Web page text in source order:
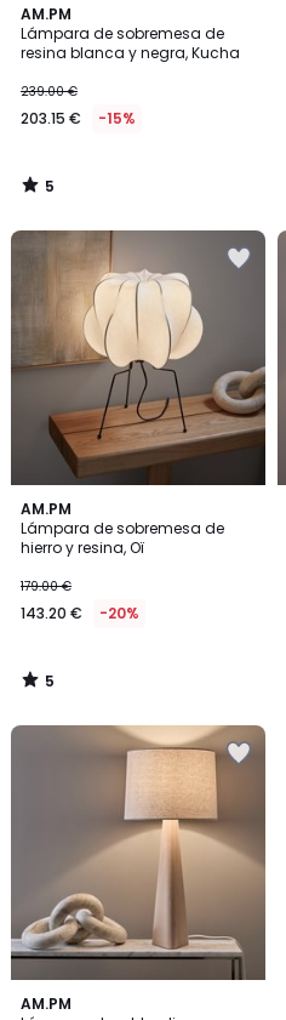
AM.PM
Lámpara de sobremesa de
resina blanca y negra, Kucha
239.00 €
203.15 € -15%
5
/
5
5
/
AM.PM
Lámpara de sobremesa de
hierro y resina, Oï
179.00 €
143.20 € -20%
5
/
5
5
/
AM.PM
4,5